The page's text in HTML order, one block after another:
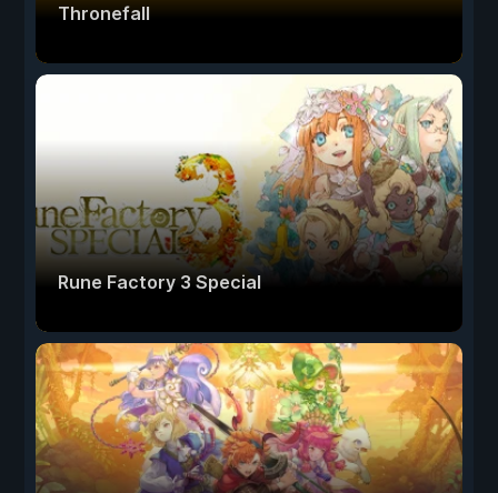
Thronefall
Rune Factory 3 Special